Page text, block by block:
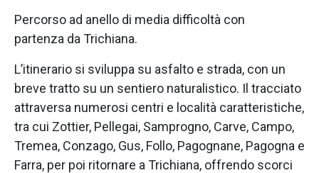
Percorso ad anello di media difficoltà con
partenza da Trichiana.
L’itinerario si sviluppa su asfalto e strada, con un
breve tratto su un sentiero naturalistico. Il tracciato
attraversa numerosi centri e località caratteristiche,
tra cui Zottier, Pellegai, Samprogno, Carve, Campo,
Tremea, Conzago, Gus, Follo, Pagognane, Pagogna e
Farra, per poi ritornare a Trichiana, offrendo scorci